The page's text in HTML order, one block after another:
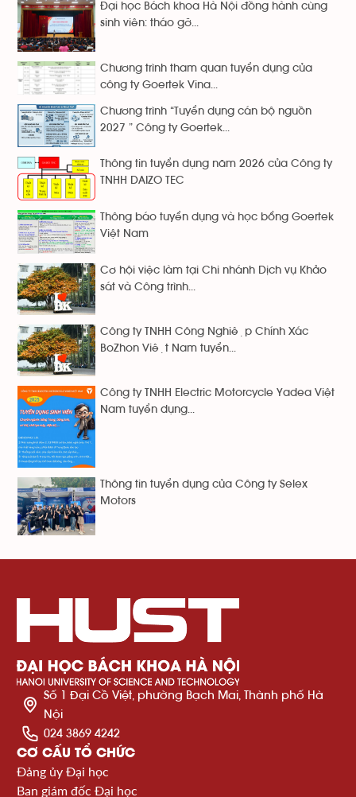
Đại học Bách khoa Hà Nội đồng hành cùng
sinh viên: tháo gỡ...
Chương trình tham quan tuyển dụng của
công ty Goertek Vina...
Chương trình “Tuyển dụng cán bộ nguồn
2027 ” Công ty Goertek...
Thông tin tuyển dụng năm 2026 của Công ty
TNHH DAIZO TEC
Thông báo tuyển dụng và học bổng Goertek
Việt Nam
Cơ hội việc làm tại Chi nhánh Dịch vụ Khảo
sát và Công trình...
Công ty TNHH Công Nghiệp Chính Xác
BoZhon Việt Nam tuyển...
Công ty TNHH Electric Motorcycle Yadea Việt
Nam tuyển dụng...
Thông tin tuyển dụng của Công ty Selex
Motors
Số 1 Đại Cồ Việt, phường Bạch Mai, Thành phố Hà
Nội
024 3869 4242
CƠ CẤU TỔ CHỨC
Đảng ủy Đại học
Ban giám đốc Đại học